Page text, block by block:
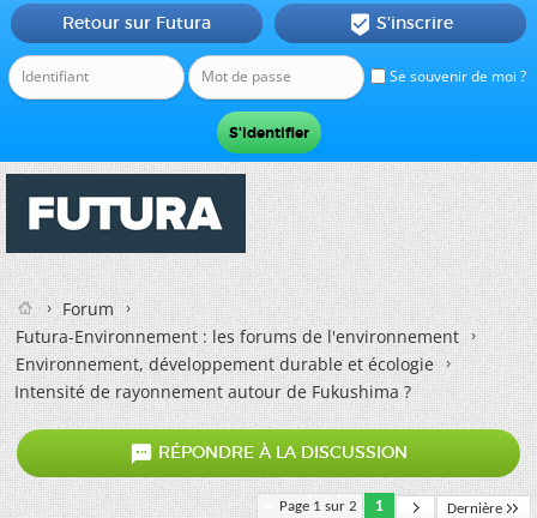
Se souvenir de moi ?
Retour sur Futura  S'inscrire
Forum
Futura-Environnement : les forums de l'environnement
Environnement, développement durable et écologie
Intensité de rayonnement autour de Fukushima ?
 RÉPONDRE À LA DISCUSSION
Page 1 sur 2 1 Dernière